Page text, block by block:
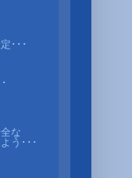
･･･
な
う･･･